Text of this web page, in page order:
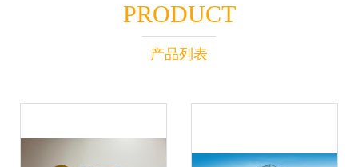
PRODUCT
产品列表